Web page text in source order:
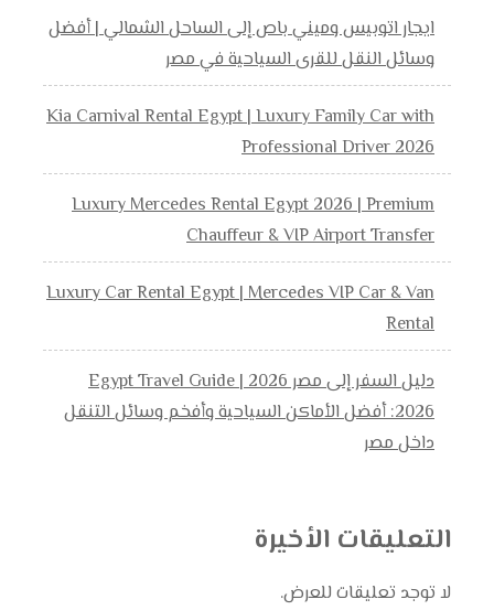
ايجار اتوبيس وميني باص إلى الساحل الشمالي | أفضل
وسائل النقل للقرى السياحية في مصر
Kia Carnival Rental Egypt | Luxury Family Car with
Professional Driver 2026
Luxury Mercedes Rental Egypt 2026 | Premium
Chauffeur & VIP Airport Transfer
Luxury Car Rental Egypt | Mercedes VIP Car & Van
Rental
دليل السفر إلى مصر 2026 | Egypt Travel Guide
2026: أفضل الأماكن السياحية وأفخم وسائل التنقل
داخل مصر
التعليقات الأخيرة
لا توجد تعليقات للعرض.